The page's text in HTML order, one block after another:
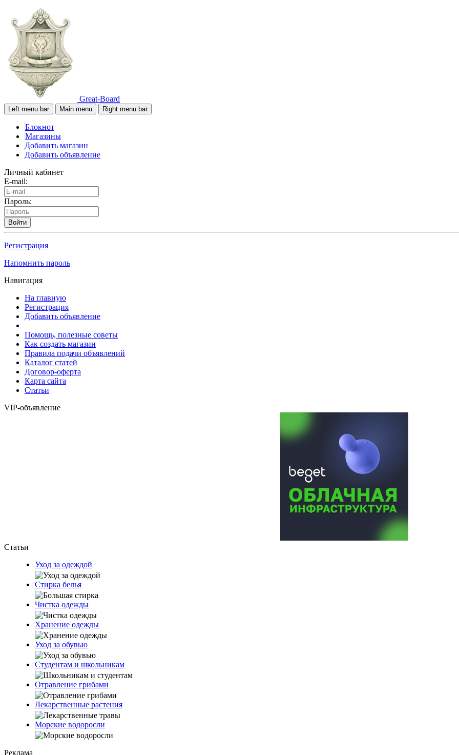
Great-Board
Left menu bar Main menu Right menu bar
Блокнот
Магазины
Добавить магазин
Добавить объявление
Личный кабинет
E-mail:
Пароль:
Войти
Регистрация
Напомнить пароль
Навигация
На главную
Регистрация
Добавить объявление
Помощь, полезные советы
Как создать магазин
Правила подачи объявлений
Каталог статей
Договор-оферта
Карта сайта
Статьи
VIP-объявление
Статьи
Уход за одеждой
Стирка белья
Чистка одежды
Хранение одежды
Уход за обувью
Студентам и школьникам
Отравление грибами
Лекарственные растения
Морские водоросли
Реклама